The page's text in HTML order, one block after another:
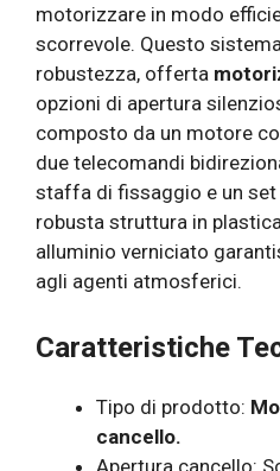
motorizzare in modo
scorrevole. Questo
robustezza, offerta
opzioni di apertura
composto da un motore
due telecomandi
staffa di fissaggio e un
robusta struttura in
alluminio verniciato
agli agenti atmosferici.
Caratteristiche
Tipo di prodotto:
cancello.